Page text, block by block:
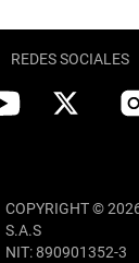
REDES SOCIALES
COPYRIGHT ©
S.A.S
NIT: 890901352-3